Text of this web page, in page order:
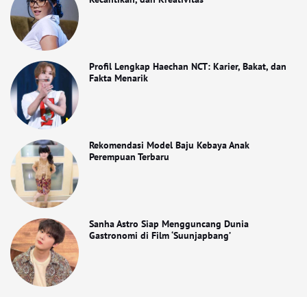
Profil Lengkap Haechan NCT: Karier, Bakat, dan
Fakta Menarik
Rekomendasi Model Baju Kebaya Anak
Perempuan Terbaru
Sanha Astro Siap Mengguncang Dunia
Gastronomi di Film ‘Suunjapbang’